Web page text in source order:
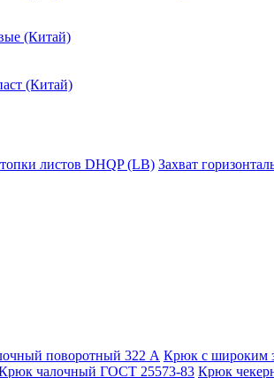
(Китай)
(Китай)
листов DHQP (LB) Захват
поворотный 322 А Крюк с широким
чалочный ГОСТ 25573-83 Крюк